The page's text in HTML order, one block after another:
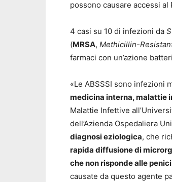
possono causare accessi al
4 casi su 10 di infezioni da
(MRSA, Methicillin-
farmaci con un’azione
«Le ABSSSI sono infezioni
medicina interna, malattie
Malattie Infettive
dell’Azienda Ospedaliera
diagnosi eziologica, che
rapida diffusione di
che non risponde alle
causate da questo agente